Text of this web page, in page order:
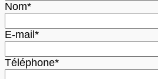
Nom*
E-mail*
Téléphone*